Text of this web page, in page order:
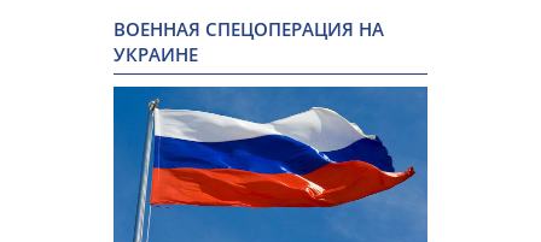
ВОЕННАЯ СПЕЦОПЕРАЦИЯ НА
УКРАИНЕ